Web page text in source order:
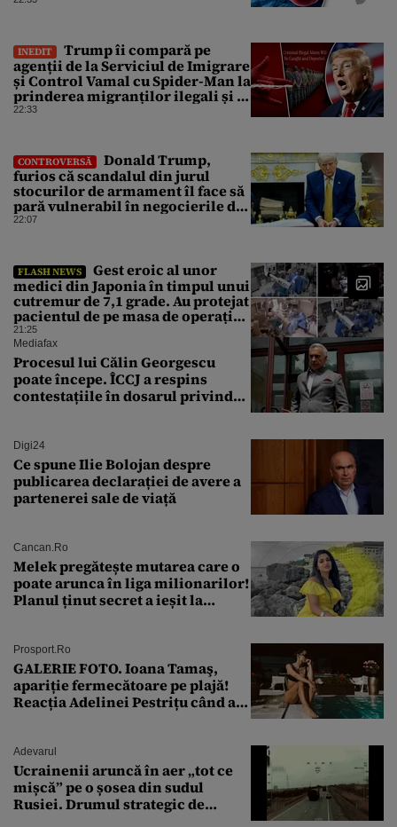
INEDIT
Trump îi compară pe
agenții de la Serviciul de Imigrare
și Control Vamal cu Spider-Man la
prinderea migranților ilegali și a
infractorilor
22:33
CONTROVERSĂ
Donald Trump,
furios că scandalul din jurul
stocurilor de armament îl face să
pară vulnerabil în negocierile de
pace cu Iranul
22:07
FLASH NEWS
Gest eroic al unor
medici din Japonia în timpul unui
cutremur de 7,1 grade. Au protejat
pacientul de pe masa de operație
cu propriile corpuri
21:25
Mediafax
Procesul lui Călin Georgescu
poate începe. ÎCCJ a respins
contestațiile în dosarul privind
Digi24
Ce spune Ilie Bolojan despre
publicarea declarației de avere a
partenerei sale de viață
Cancan.ro
Melek pregătește mutarea care o
poate arunca în liga milionarilor!
Planul ținut secret a ieșit la
Prosport.ro
GALERIE FOTO. Ioana Tamaş,
apariție fermecătoare pe plajă!
Reacția Adelinei Pestrițu când a
Adevarul
Ucrainenii aruncă în aer „tot ce
mișcă” pe o șosea din sudul
Rusiei. Drumul strategic de